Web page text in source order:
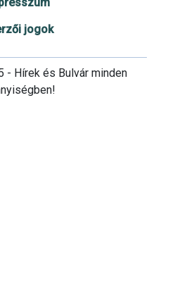
jogok
- Hírek és Bulvár minden